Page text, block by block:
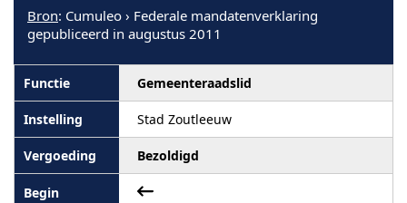
Bron: Cumuleo › Federale mandatenverklaring
gepubliceerd in augustus 2011
Gemeenteraadslid
Stad Zoutleeuw
Bezoldigd